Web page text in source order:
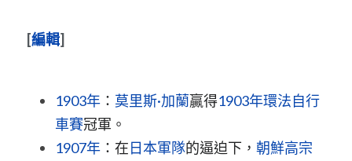
[編輯]
1903年 ： 莫里斯·加蘭贏得1903年環法自行
車賽冠軍。
1907年 ：在日本軍隊的逼迫下， 朝鮮高宗